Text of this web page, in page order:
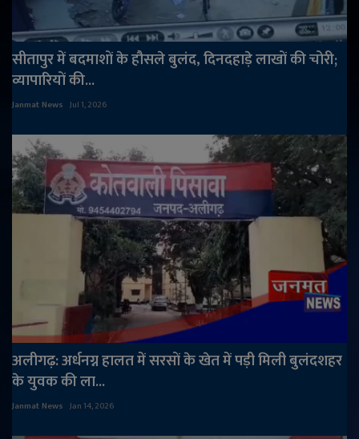
सीतापुर में बदमाशों के हौसले बुलंद, दिनदहाड़े लाखों की चोरी;
व्यापारियों की...
Janmat News Jul 1, 2026
अलीगढ़: अर्धनग्न हालत में सरसों के खेत में पड़ी मिली बुलंदशहर
के युवक की ला...
Janmat News Jan 14, 2026